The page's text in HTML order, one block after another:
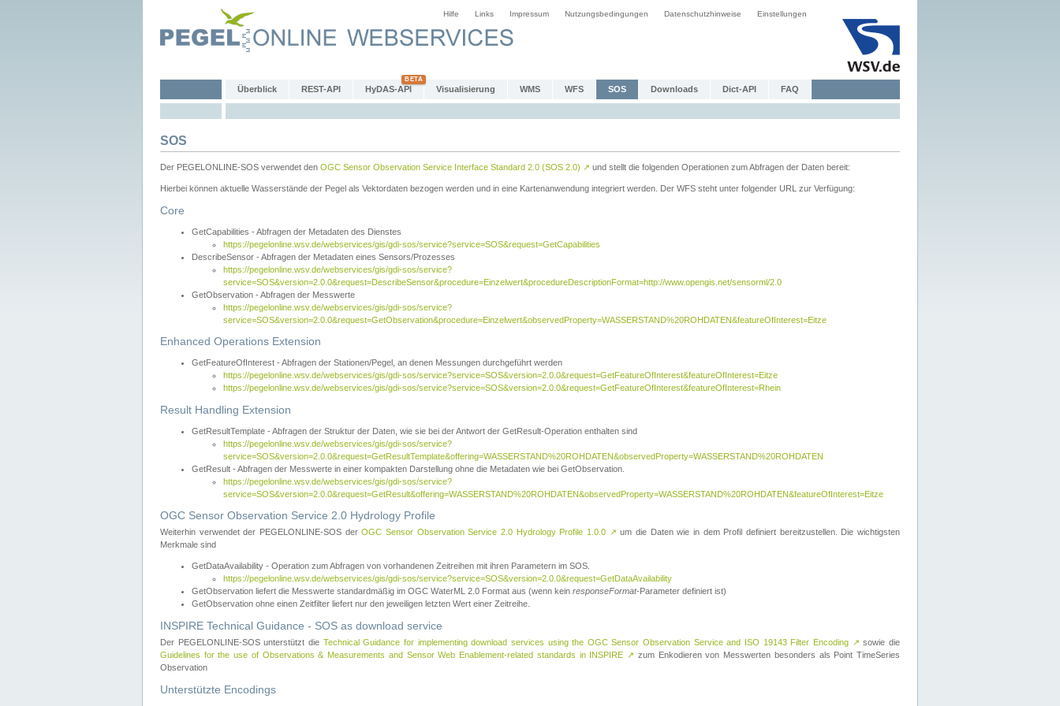
Hilfe Links Impressum Nutzungsbedingungen Datenschutzhinweise Einstellungen
Überblick REST-API HyDAS-API Visualisierung WMS WFS SOS Downloads Dict-API FAQ
SOS
Der PEGELONLINE-SOS verwendet den OGC Sensor Observation Service Interface Standard 2.0 (SOS 2.0) ↗ und stellt die folgenden Operationen zum Abfragen der Daten bereit:
Hierbei können aktuelle Wasserstände der Pegel als Vektordaten bezogen werden und in eine Kartenanwendung integriert werden. Der WFS steht unter folgender URL zur Verfügung:
Core
GetCapabilities - Abfragen der Metadaten des Dienstes
https://pegelonline.wsv.de/webservices/gis/gdi-sos/service?service=SOS&request=GetCapabilities
DescribeSensor - Abfragen der Metadaten eines Sensors/Prozesses
https://pegelonline.wsv.de/webservices/gis/gdi-sos/service?
service=SOS&version=2.0.0&request=DescribeSensor&procedure=Einzelwert&procedureDescriptionFormat=http://www.opengis.net/sensorml/2.0
GetObservation - Abfragen der Messwerte
https://pegelonline.wsv.de/webservices/gis/gdi-sos/service?
service=SOS&version=2.0.0&request=GetObservation&procedure=Einzelwert&observedProperty=WASSERSTAND%20ROHDATEN&featureOfInterest=Eitze
Enhanced Operations Extension
GetFeatureOfInterest - Abfragen der Stationen/Pegel, an denen Messungen durchgeführt werden
https://pegelonline.wsv.de/webservices/gis/gdi-sos/service?service=SOS&version=2.0.0&request=GetFeatureOfInterest&featureOfInterest=Eitze
https://pegelonline.wsv.de/webservices/gis/gdi-sos/service?service=SOS&version=2.0.0&request=GetFeatureOfInterest&featureOfInterest=Rhein
Result Handling Extension
GetResultTemplate - Abfragen der Struktur der Daten, wie sie bei der Antwort der GetResult-Operation enthalten sind
https://pegelonline.wsv.de/webservices/gis/gdi-sos/service?
service=SOS&version=2.0.0&request=GetResultTemplate&offering=WASSERSTAND%20ROHDATEN&observedProperty=WASSERSTAND%20ROHDATEN
GetResult - Abfragen der Messwerte in einer kompakten Darstellung ohne die Metadaten wie bei GetObservation.
https://pegelonline.wsv.de/webservices/gis/gdi-sos/service?
service=SOS&version=2.0.0&request=GetResult&offering=WASSERSTAND%20ROHDATEN&observedProperty=WASSERSTAND%20ROHDATEN&featureOfInterest=Eitze
OGC Sensor Observation Service 2.0 Hydrology Profile
Weiterhin verwendet der PEGELONLINE-SOS derOGC Sensor Observation Service 2.0 Hydrology Profile 1.0.0 ↗ um die Daten wie in dem Profil definiert bereitzustellen. Die wichtigsten
Merkmale sind
GetDataAvailability - Operation zum Abfragen von vorhandenen Zeitreihen mit ihren Parametern im SOS.
https://pegelonline.wsv.de/webservices/gis/gdi-sos/service?service=SOS&version=2.0.0&request=GetDataAvailability
GetObservation liefert die Messwerte standardmäßig im OGC WaterML 2.0 Format aus (wenn kein responseFormat-Parameter definiert ist)
GetObservation ohne einen Zeitfilter liefert nur den jeweiligen letzten Wert einer Zeitreihe.
INSPIRE Technical Guidance - SOS as download service
Der PEGELONLINE-SOS unterstützt die Technical Guidance for implementing download services using the OGC Sensor Observation Service and ISO 19143 Filter Encoding ↗ sowie die
Guidelines for the use of Observations & Measurements and Sensor Web Enablement-related standards in INSPIRE ↗ zum Enkodieren von Messwerten besonders als Point TimeSeries
Observation
Unterstützte Encodings